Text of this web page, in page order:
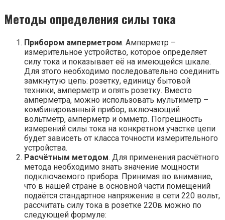
Методы определения силы тока
Прибором амперметром. Амперметр –
измерительное устройство, которое определяет
силу тока и показывает её на имеющейся шкале.
Для этого необходимо последовательно соединить
замкнутую цепь: розетку, единицу бытовой
техники, амперметр и опять розетку. Вместо
амперметра, можно использовать мультиметр –
комбинированный прибор, включающий
вольтметр, амперметр и омметр. Погрешность
измерений силы тока на конкретном участке цепи
будет зависеть от класса точности измерительного
устройства.
Расчётным методом. Для применения расчётного
метода необходимо знать значение мощности
подключаемого прибора. Принимая во внимание,
что в нашей стране в основной части помещений
подаётся стандартное напряжение в сети 220 вольт,
рассчитать силу тока в розетке 220в можно по
следующей формуле: